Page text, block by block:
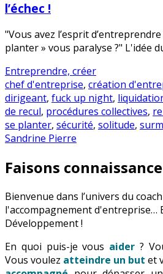
l’échec !
"Vous avez l’esprit
planter » vous paralyse ?" L'idée
Entreprendre, créer
chef d'entreprise, création
dirigeant, fuck up night,
de recul, procédures collectives,
se planter, sécurité, solitude,
Sandrine Pierre
Faisons connaissance
Bienvenue dans l’univers du
l'accompagnement d'entreprise…
Développement !
En quoi puis-je vous aider ?
Vous voulez atteindre un but et